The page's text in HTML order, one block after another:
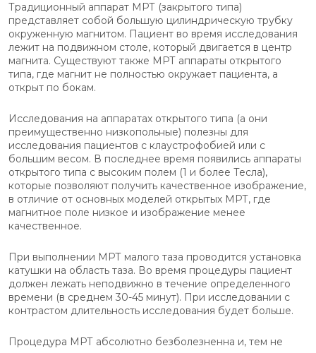
Традиционный аппарат МРТ (закрытого типа)
представляет собой большую цилиндрическую трубку
окруженную магнитом. Пациент во время исследования
лежит на подвижном столе, который двигается в центр
магнита. Существуют также МРТ аппараты открытого
типа, где магнит не полностью окружает пациента, а
открыт по бокам.
Исследования на аппаратах открытого типа (а они
преимущественно низкопольные) полезны для
исследования пациентов с клаустрофобией или с
большим весом. В последнее время появились аппараты
открытого типа с высоким полем (1 и более Тесла),
которые позволяют получить качественное изображение,
в отличие от основных моделей открытых МРТ, где
магнитное поле низкое и изображение менее
качественное.
При выполнении МРТ малого таза проводится установка
катушки на область таза. Во время процедуры пациент
должен лежать неподвижно в течение определенного
времени (в среднем 30-45 минут). При исследовании с
контрастом длительность исследования будет больше.
Процедура МРТ абсолютно безболезненна и, тем не